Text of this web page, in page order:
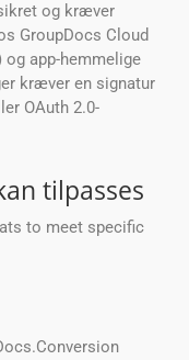
og kræver
GroupDocs Cloud
og app-hemmelige
kræver en signatur
OAuth 2.0-
tilpasses
to meet specific